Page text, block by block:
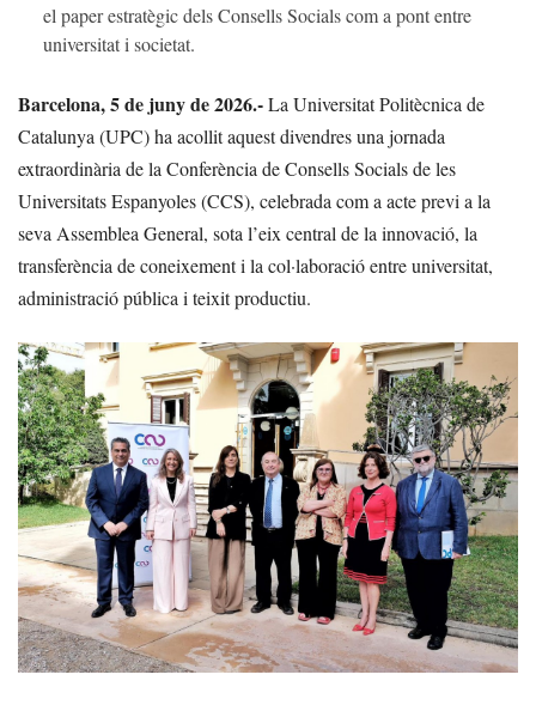
el paper estratègic dels Consells Socials com a pont entre
universitat i societat.
Barcelona, 5 de juny de 2026.-La Universitat Politècnica de
Catalunya (UPC) ha acollit aquest divendres una jornada
extraordinària de la Conferència de Consells Socials de les
Universitats Espanyoles (CCS), celebrada com a acte previ a la
seva Assemblea General, sota l’eix central de la innovació, la
transferència de coneixement i la col·laboració entre universitat,
administració pública i teixit productiu.